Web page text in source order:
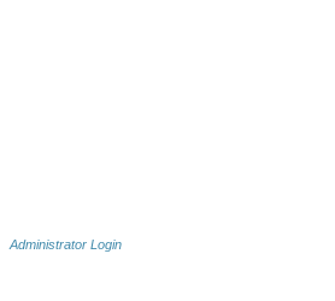
Administrator Login